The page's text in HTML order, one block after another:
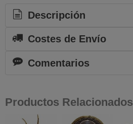
Descripción
Costes de Envío
Comentarios
Productos Relacionados